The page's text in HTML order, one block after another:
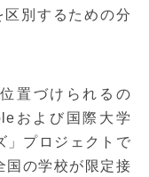
別するための分
置づけられるの
および国際大学
」プロジェクトで
国の学校が限定接